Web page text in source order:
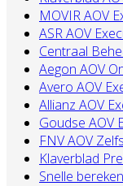
MOVIR AOV
ASR AOV
Centraal
Aegon AOV
Avero AOV
Allianz AOV
Goudse AOV
FNV AOV
Klaverblad
Snelle